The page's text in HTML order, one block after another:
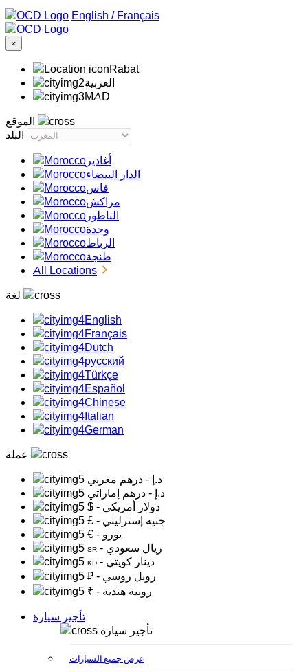
/ Français
×
Rabat
‏العربية‏
MAD
أغادير
الدار البيضاء
فاس
مراكش
الناظور
وجدة
الرباط
طنجة
All Locations
English
Français
Dutch
русский
Türkçe
Español
Chinese
Italian
German
د.إ - درهم مغربي
د.إ - درهم إماراتي
$
- دولار أمريكي
£
- جنيه إسترليني
€
- يورو
SR - ريال سعودي
KD
- دينار كويتي
₽
- روبل روسي
₹
- روبية هندية
تأجير سيارة
تأجير سيارة
عرض جميع السيارات